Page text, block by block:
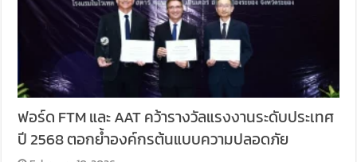
ฟอร์ด FTM และ AAT คว้ารางวัลแรงงานระดับประเทศ
ปี 2568 ตอกย้ำองค์กรต้นแบบความปลอดภัย